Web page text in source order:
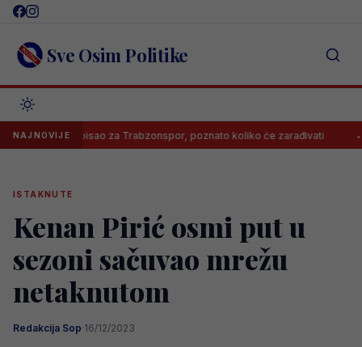
Skip
content Sve Osim Politike
NAJNOVIJE
potpisao za Trabzonspor, poznato koliko će zarađivati
ISTAKNUTE
Kenan Pirić osmi put u
sezoni sačuvao mrežu
netaknutom
Redakcija Sop·16/12/2023